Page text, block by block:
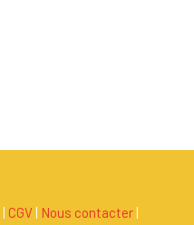
| CGV| Nous contacter|